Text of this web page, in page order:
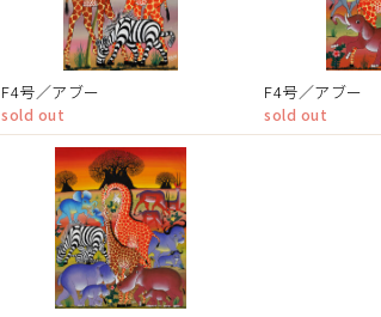
F4号／アブー
sold out
F4号／アブー
sold out